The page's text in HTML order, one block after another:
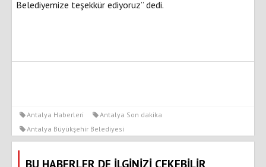
Belediyemize teşekkür ediyoruz” dedi.
Antalya Haberleri
Antalya Son dakika
Antalya Büyükşehir Belediyesi
BU HABERLER DE İLGİNİZİ ÇEKEBİLİR